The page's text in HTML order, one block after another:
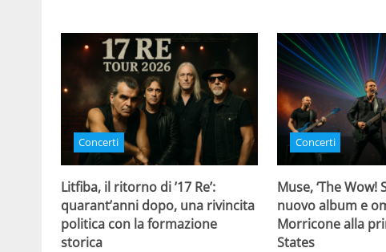
Concerti
Litfiba, il ritorno di ’17 Re’:
quarant’anni dopo, una rivincita
politica con la formazione
storica
Concerti
Muse, ‘The Wow!
nuovo album e
Morricone alla
States